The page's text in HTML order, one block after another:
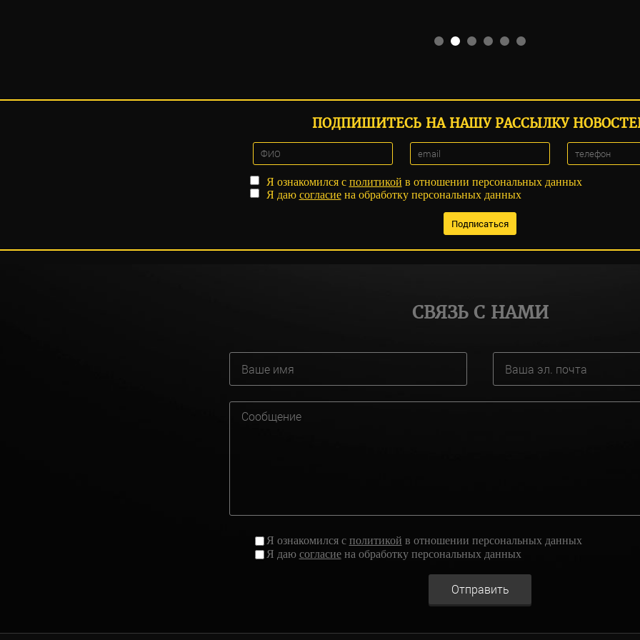
ПОДПИШИТЕСЬ НА НАШУ РАССЫЛКУ
Я ознакомился с политикой в отношении персональных данных
Я даю согласиена обработку персональных данных
СВЯЗЬ С НАМИ
Я ознакомился с политикой в отношении персональных данных
Я даю согласиена обработку персональных данных
Отправить